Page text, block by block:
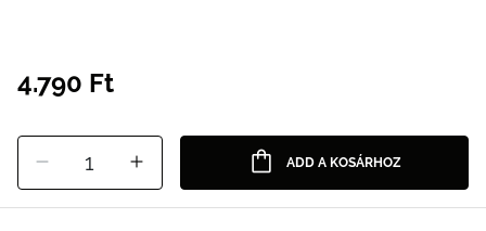
4.790 Ft
1 ADD A KOSÁRHOZ